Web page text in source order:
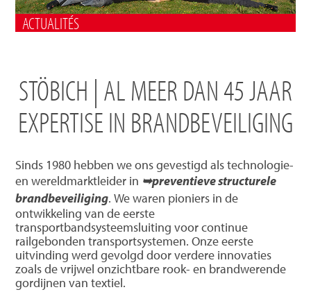
ACTUALITÉS
STÖBICH | AL MEER DAN 45 JAAR
EXPERTISE IN BRANDBEVEILIGING
Sinds 1980 hebben we ons gevestigd als technologie-
en wereldmarktleider in ➥preventieve structurele
brandbeveiliging. We waren pioniers in de
ontwikkeling van de eerste
transportbandsysteemsluiting voor continue
railgebonden transportsystemen. Onze eerste
uitvinding werd gevolgd door verdere innovaties
zoals de vrijwel onzichtbare rook- en brandwerende
gordijnen van textiel.